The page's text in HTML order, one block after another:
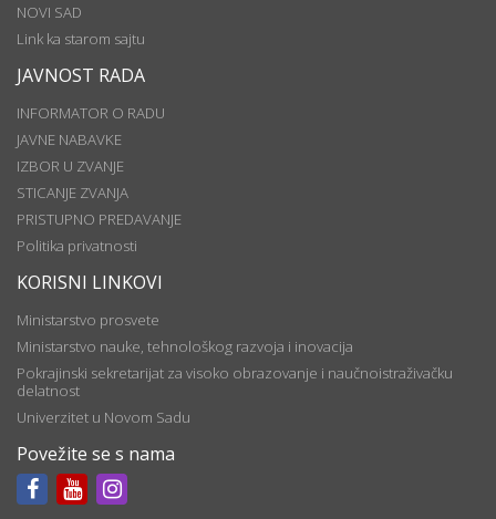
NOVI SAD
Link ka starom sajtu
JAVNOST RADA
INFORMATOR O RADU
JAVNE NABAVKE
IZBOR U ZVANJE
STICANJE ZVANJA
PRISTUPNO PREDAVANJE
Politika privatnosti
KORISNI LINKOVI
Ministarstvo prosvete
Ministarstvo nauke, tehnološkog razvoja i inovacija
Pokrajinski sekretarijat za visoko obrazovanje i naučnoistraživačku
delatnost
Univerzitet u Novom Sadu
Povežite se s nama